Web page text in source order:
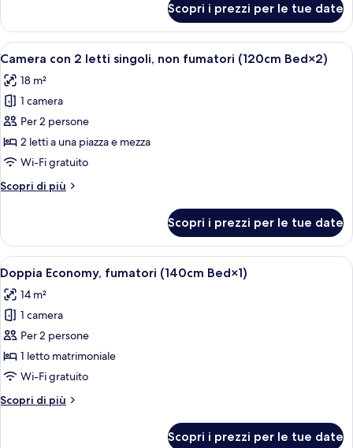
(120cm
Bed×2)
con
letti
fumatori
(120cm
Bed×2)
Scopri i prezzi per le tue date
Apri
tutte
le
foto
per
Camera
con
letti
fumatori
(120cm
Bed×2)
Una camera d'albergo con due letti,
7
Camera con 2 letti singoli, non fumatori (120cm Bed×2)
18 m²
1 camera
Per 2 persone
2 letti a una piazza e mezza
Wi-Fi gratuito
Scopri di più
Altri
con
letti
singoli,
non
fumatori
(120cm
Bed×2)
Scopri i prezzi per le tue date
Apri
tutte
le
foto
per
Doppia
Economy,
(140cm
Una camera d'albergo con un letto,
8
Doppia Economy, fumatori (140cm Bed×1)
14 m²
1 camera
Per 2 persone
1 letto matrimoniale
Wi-Fi gratuito
Scopri di più
Altri
Scopri i prezzi per le tue date